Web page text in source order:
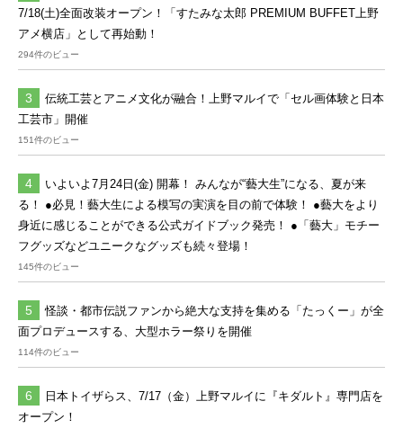
7/18(土)全面改装オープン！「すたみな太郎 PREMIUM BUFFET上野
アメ横店」として再始動！
294件のビュー
伝統工芸とアニメ文化が融合！上野マルイで「セル画体験と日本
工芸市」開催
151件のビュー
いよいよ7月24日(金) 開幕！ みんなが“藝大生”になる、夏が来
る！ ●必見！藝大生による模写の実演を目の前で体験！ ●藝大をより
身近に感じることができる公式ガイドブック発売！ ●「藝大」モチー
フグッズなどユニークなグッズも続々登場！
145件のビュー
怪談・都市伝説ファンから絶大な支持を集める「たっくー」が全
面プロデュースする、大型ホラー祭りを開催
114件のビュー
日本トイザらス、7/17（金）上野マルイに『キダルト』専門店を
オープン！